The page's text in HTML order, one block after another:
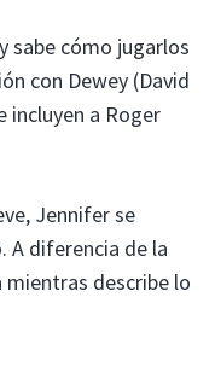
sabe cómo jugarlos
con Dewey (David
a Roger
Jennifer se
A diferencia de la
mientras describe lo